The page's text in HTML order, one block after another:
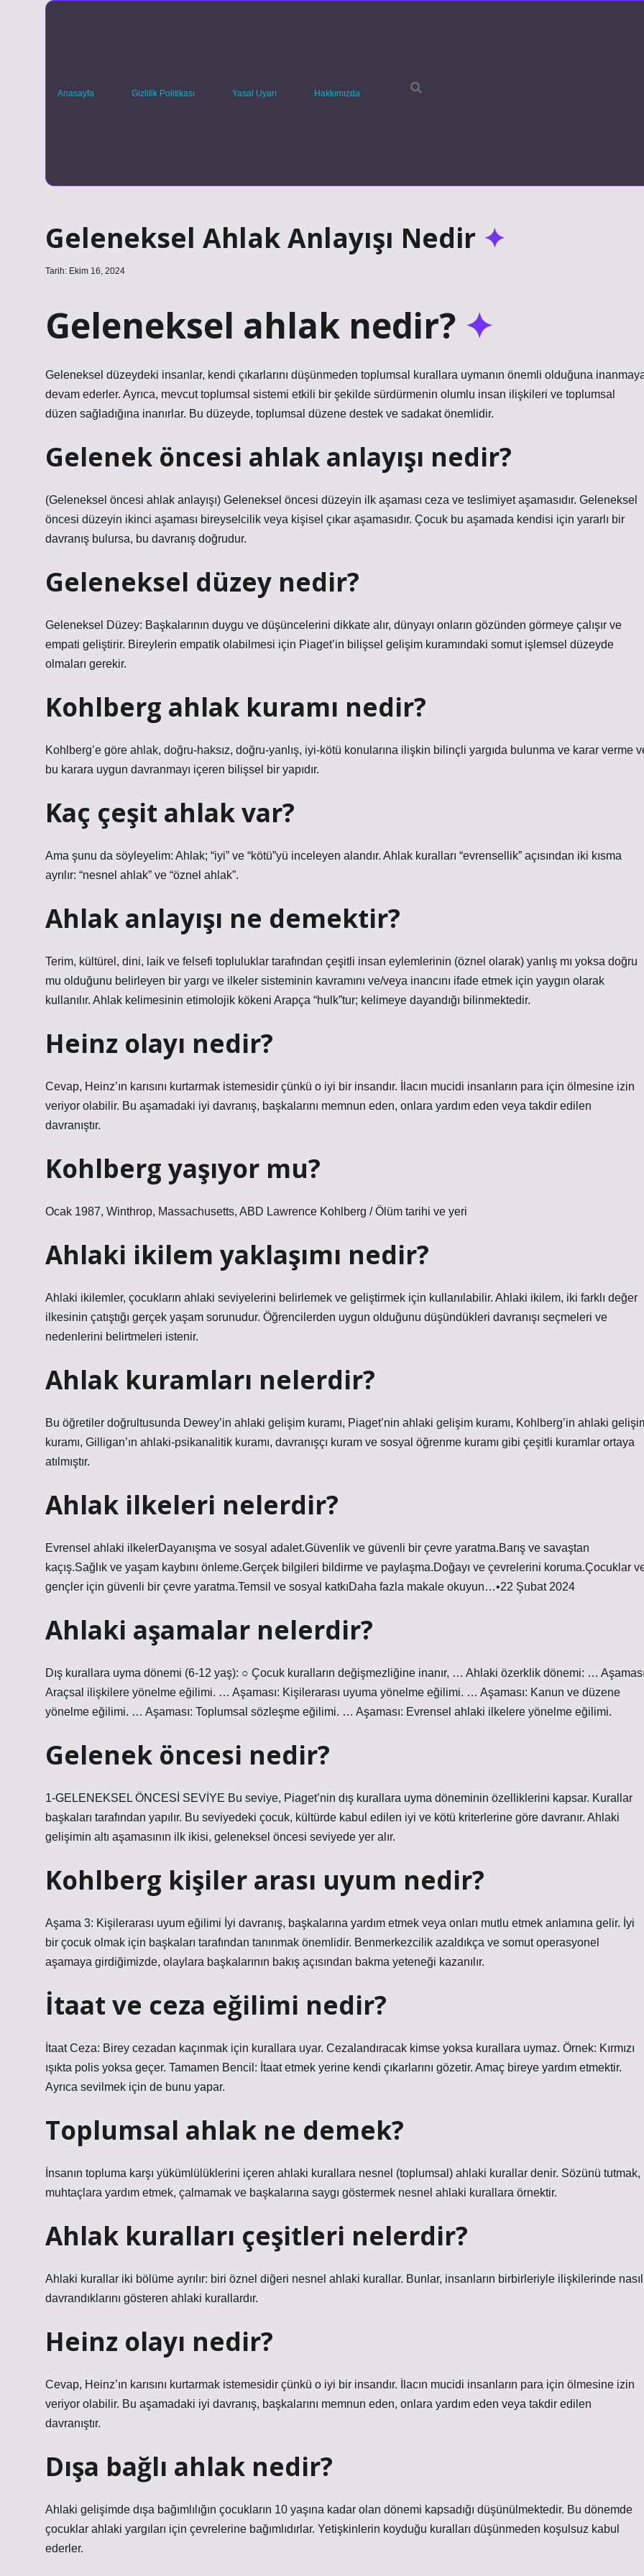
Anasayfa Gizlilik Politikası Yasal Uyarı Hakkımızda
Geleneksel Ahlak Anlayışı Nedir
Tarih: Ekim 16, 2024
Geleneksel ahlak nedir?
Geleneksel düzeydeki insanlar, kendi çıkarlarını düşünmeden toplumsal kurallara uymanın önemli olduğuna
devam ederler. Ayrıca, mevcut toplumsal sistemi etkili bir şekilde sürdürmenin olumlu insan ilişkileri ve toplumsal
düzen sağladığına inanırlar. Bu düzeyde, toplumsal düzene destek ve sadakat önemlidir.
Gelenek öncesi ahlak anlayışı nedir?
(Geleneksel öncesi ahlak anlayışı) Geleneksel öncesi düzeyin ilk aşaması ceza ve teslimiyet aşamasıdır. Geleneksel
öncesi düzeyin ikinci aşaması bireyselcilik veya kişisel çıkar aşamasıdır. Çocuk bu aşamada kendisi için yararlı bir
davranış bulursa, bu davranış doğrudur.
Geleneksel düzey nedir?
Geleneksel Düzey: Başkalarının duygu ve düşüncelerini dikkate alır, dünyayı onların gözünden görmeye çalışır ve
empati geliştirir. Bireylerin empatik olabilmesi için Piaget’in bilişsel gelişim kuramındaki somut işlemsel düzeyde
olmaları gerekir.
Kohlberg ahlak kuramı nedir?
Kohlberg’e göre ahlak, doğru-haksız, doğru-yanlış, iyi-kötü konularına ilişkin bilinçli yargıda bulunma ve karar verme
bu karara uygun davranmayı içeren bilişsel bir yapıdır.
Kaç çeşit ahlak var?
Ama şunu da söyleyelim: Ahlak; “iyi” ve “kötü”yü inceleyen alandır. Ahlak kuralları “evrensellik” açısından iki kısma
ayrılır: “nesnel ahlak” ve “öznel ahlak”.
Ahlak anlayışı ne demektir?
Terim, kültürel, dini, laik ve felsefi topluluklar tarafından çeşitli insan eylemlerinin (öznel olarak) yanlış mı yoksa doğru
mu olduğunu belirleyen bir yargı ve ilkeler sisteminin kavramını ve/veya inancını ifade etmek için yaygın olarak
kullanılır. Ahlak kelimesinin etimolojik kökeni Arapça “hulk”tur; kelimeye dayandığı bilinmektedir.
Heinz olayı nedir?
Cevap, Heinz’ın karısını kurtarmak istemesidir çünkü o iyi bir insandır. İlacın mucidi insanların para için ölmesine izin
veriyor olabilir. Bu aşamadaki iyi davranış, başkalarını memnun eden, onlara yardım eden veya takdir edilen
davranıştır.
Kohlberg yaşıyor mu?
Ocak 1987, Winthrop, Massachusetts, ABD Lawrence Kohlberg / Ölüm tarihi ve yeri
Ahlaki ikilem yaklaşımı nedir?
Ahlaki ikilemler, çocukların ahlaki seviyelerini belirlemek ve geliştirmek için kullanılabilir. Ahlaki ikilem, iki farklı değer
ilkesinin çatıştığı gerçek yaşam sorunudur. Öğrencilerden uygun olduğunu düşündükleri davranışı seçmeleri ve
nedenlerini belirtmeleri istenir.
Ahlak kuramları nelerdir?
Bu öğretiler doğrultusunda Dewey’in ahlaki gelişim kuramı, Piaget’nin ahlaki gelişim kuramı, Kohlberg’in ahlaki
kuramı, Gilligan’ın ahlaki-psikanalitik kuramı, davranışçı kuram ve sosyal öğrenme kuramı gibi çeşitli kuramlar ortaya
atılmıştır.
Ahlak ilkeleri nelerdir?
Evrensel ahlaki ilkelerDayanışma ve sosyal adalet.Güvenlik ve güvenli bir çevre yaratma.Barış ve savaştan
kaçış.Sağlık ve yaşam kaybını önleme.Gerçek bilgileri bildirme ve paylaşma.Doğayı ve çevrelerini koruma.Çocuklar
gençler için güvenli bir çevre yaratma.Temsil ve sosyal katkıDaha fazla makale okuyun…•22 Şubat 2024
Ahlaki aşamalar nelerdir?
Dış kurallara uyma dönemi (6-12 yaş): ○ Çocuk kuralların değişmezliğine inanır, … Ahlaki özerklik dönemi: …
Araçsal ilişkilere yönelme eğilimi. … Aşaması: Kişilerarası uyuma yönelme eğilimi. … Aşaması: Kanun ve düzene
yönelme eğilimi. … Aşaması: Toplumsal sözleşme eğilimi. … Aşaması: Evrensel ahlaki ilkelere yönelme eğilimi.
Gelenek öncesi nedir?
1-GELENEKSEL ÖNCESİ SEVİYE Bu seviye, Piaget’nin dış kurallara uyma döneminin özelliklerini kapsar. Kurallar
başkaları tarafından yapılır. Bu seviyedeki çocuk, kültürde kabul edilen iyi ve kötü kriterlerine göre davranır. Ahlaki
gelişimin altı aşamasının ilk ikisi, geleneksel öncesi seviyede yer alır.
Kohlberg kişiler arası uyum nedir?
Aşama 3: Kişilerarası uyum eğilimi İyi davranış, başkalarına yardım etmek veya onları mutlu etmek anlamına gelir. İyi
bir çocuk olmak için başkaları tarafından tanınmak önemlidir. Benmerkezcilik azaldıkça ve somut operasyonel
aşamaya girdiğimizde, olaylara başkalarının bakış açısından bakma yeteneği kazanılır.
İtaat ve ceza eğilimi nedir?
İtaat Ceza: Birey cezadan kaçınmak için kurallara uyar. Cezalandıracak kimse yoksa kurallara uymaz. Örnek: Kırmızı
ışıkta polis yoksa geçer. Tamamen Bencil: İtaat etmek yerine kendi çıkarlarını gözetir. Amaç bireye yardım etmektir.
Ayrıca sevilmek için de bunu yapar.
Toplumsal ahlak ne demek?
İnsanın topluma karşı yükümlülüklerini içeren ahlaki kurallara nesnel (toplumsal) ahlaki kurallar denir. Sözünü tutmak,
muhtaçlara yardım etmek, çalmamak ve başkalarına saygı göstermek nesnel ahlaki kurallara örnektir.
Ahlak kuralları çeşitleri nelerdir?
Ahlaki kurallar iki bölüme ayrılır: biri öznel diğeri nesnel ahlaki kurallar. Bunlar, insanların birbirleriyle ilişkilerinde nasıl
davrandıklarını gösteren ahlaki kurallardır.
Heinz olayı nedir?
Cevap, Heinz’ın karısını kurtarmak istemesidir çünkü o iyi bir insandır. İlacın mucidi insanların para için ölmesine izin
veriyor olabilir. Bu aşamadaki iyi davranış, başkalarını memnun eden, onlara yardım eden veya takdir edilen
davranıştır.
Dışa bağlı ahlak nedir?
Ahlaki gelişimde dışa bağımlılığın çocukların 10 yaşına kadar olan dönemi kapsadığı düşünülmektedir. Bu dönemde
çocuklar ahlaki yargıları için çevrelerine bağımlıdırlar. Yetişkinlerin koyduğu kuralları düşünmeden koşulsuz kabul
ederler.